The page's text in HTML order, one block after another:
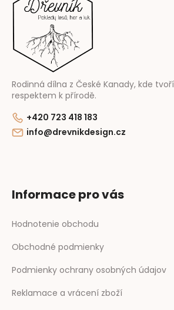
Rodinná dílna z České Kanady, kde
respektem k přírodě.
+420 723 418 183
info@drevnikdesign.cz
Informace pro vás
Hodnotenie obchodu
Obchodné podmienky
Podmienky ochrany osobných údajov
Reklamace a vrácení zboží